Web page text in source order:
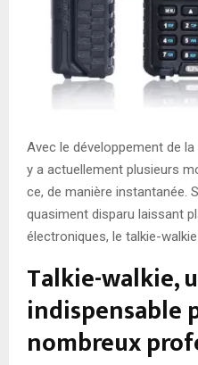
Avec le développement de
y a actuellement plusieurs
ce, de manière instantanée.
quasiment disparu laissant
électroniques, le talkie-
Talkie-walkie,
indispensable
nombreux